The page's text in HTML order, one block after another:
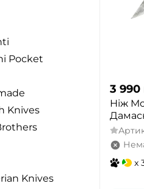
Pocket
Knives
Knives
3 990
Ніж
x